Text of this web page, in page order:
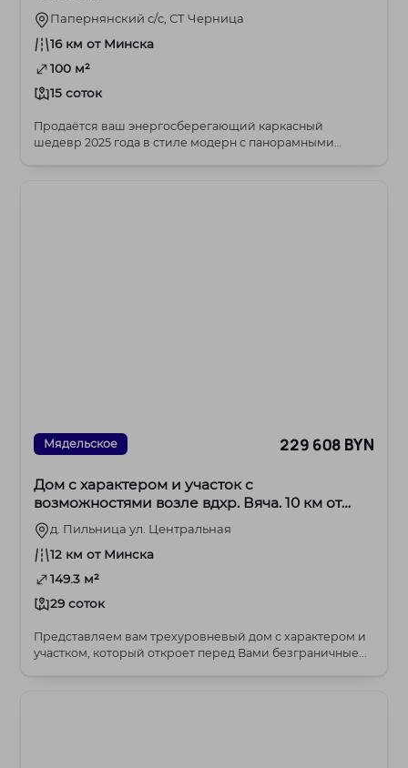
Папернянский с/c, СТ Черница
16 км от Минска
100 м²
15 соток
Продаётся ваш энергосберегающий каркасный
шедевр 2025 года в стиле модерн с панорамными
Мядельское 229 608 BYN
Дом с характером и участок с
возможностями возле вдхр. Вяча. 10 км от
МКАД
д. Пильница ул. Центральная
12 км от Минска
149.3 м²
29 соток
Представляем вам трехуровневый дом с характером и
участком, который откроет перед Вами безграничные...